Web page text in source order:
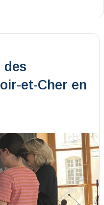
des
et-Cher en